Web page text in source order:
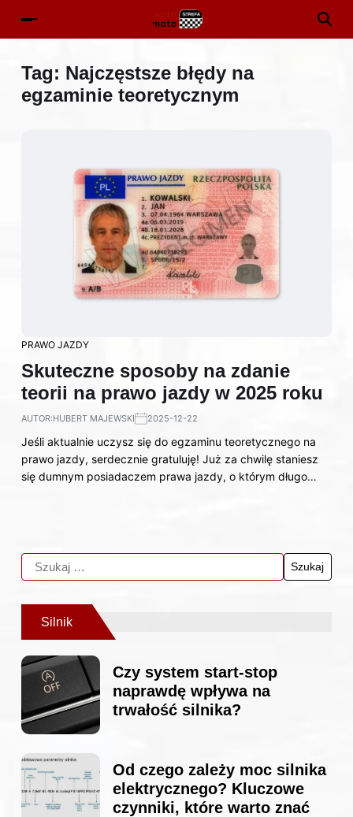
Tag: Najczęstsze błędy na
egzaminie teoretycznym
PRAWO JAZDY
Skuteczne sposoby na zdanie
teorii na prawo jazdy w 2025 roku
AUTOR:HUBERT MAJEWSKI 2025-12-22
Jeśli aktualnie uczysz się do egzaminu teoretycznego na
prawo jazdy, serdecznie gratuluję! Już za chwilę staniesz
się dumnym posiadaczem prawa jazdy, o którym długo…
Silnik
Czy system start-stop
naprawdę wpływa na
trwałość silnika?
Od czego zależy moc silnika
elektrycznego? Kluczowe
czynniki, które warto znać